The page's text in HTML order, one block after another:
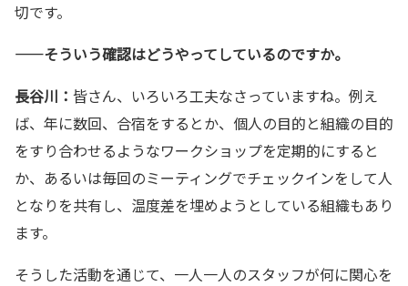
切です。
——そういう確認はどうやってしているのですか。
長谷川： 皆さん、いろいろ工夫なさっていますね。例え
ば、年に数回、合宿をするとか、個人の目的と組織の目的
をすり合わせるようなワークショップを定期的にすると
か、あるいは毎回のミーティングでチェックインをして人
となりを共有し、温度差を埋めようとしている組織もあり
ます。
そうした活動を通じて、一人一人のスタッフが何に関心を